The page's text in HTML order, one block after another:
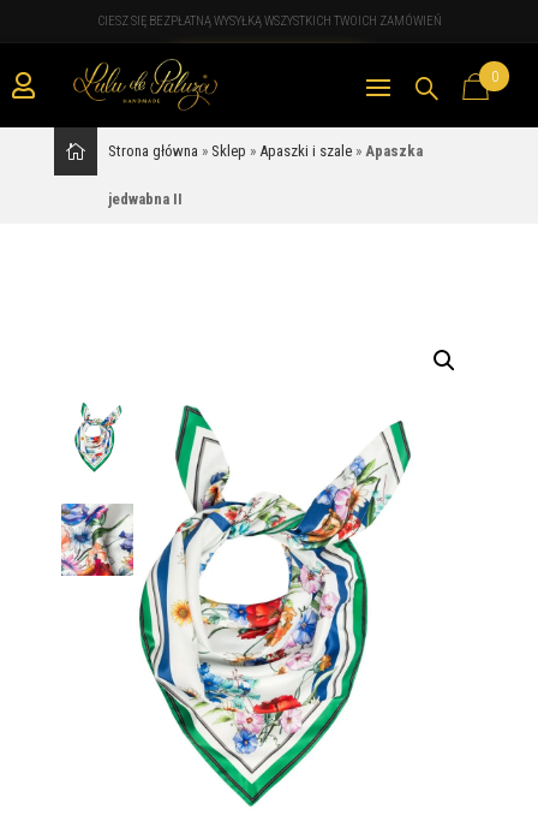
CIESZ SIĘ BEZPŁATNĄ WYSYŁKĄ WSZYSTKICH TWOICH ZAMÓWIEŃ
 0
Strona główna » Sklep » Apaszki i szale» Apaszka
jedwabna II